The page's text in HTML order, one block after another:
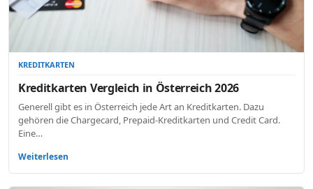
KREDITKARTEN
Kreditkarten Vergleich in Österreich 2026
Generell gibt es in Österreich jede Art an Kreditkarten. Dazu
gehören die Chargecard, Prepaid-Kreditkarten und Credit Card.
Eine…
Weiterlesen